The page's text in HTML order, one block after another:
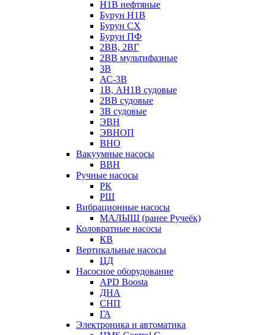
Н1В нефтяные
Бурун Н1В
Бурун СХ
Бурун ПФ
2ВВ, 2ВГ
2ВВ мультифазные
3В
АС-3В
1В, АН1В судовые
2ВВ судовые
3В судовые
ЭВН
ЭВНОП
ВНО
Вакуумные насосы
ВВН
Ручные насосы
РК
РШ
Вибрационные насосы
МАЛЫШ (ранее Ручеёк)
Коловратные насосы
КВ
Вертикальные насосы
ЦД
Насосное оборудование
APD Boosta
ДНА
СНП
ГА
Электроника и автоматика